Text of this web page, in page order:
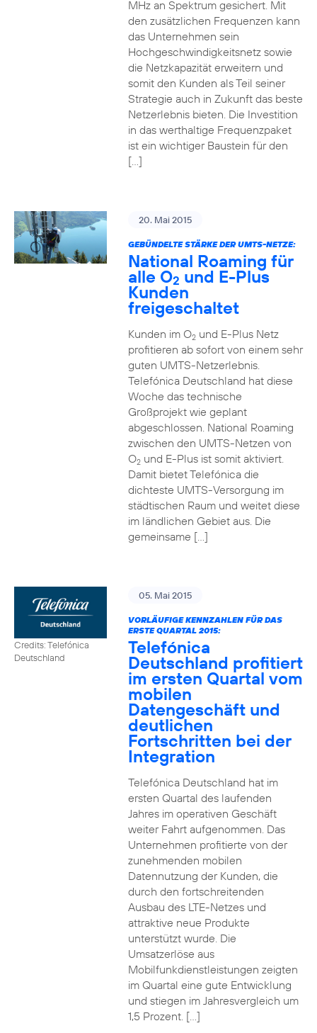
MHz an Spektrum gesichert. Mit
den zusätzlichen Frequenzen kann
das Unternehmen sein
Hochgeschwindigkeitsnetz sowie
die Netzkapazität erweitern und
somit den Kunden als Teil seiner
Strategie auch in Zukunft das beste
Netzerlebnis bieten. Die Investition
in das werthaltige Frequenzpaket
ist ein wichtiger Baustein für den
[…]
20. Mai 2015
GEBÜNDELTE STÄRKE DER UMTS-NETZE:
National Roaming für
alle O2 und E-Plus
Kunden
freigeschaltet
Kunden im O2und E-Plus Netz
profitieren ab sofort von einem sehr
guten UMTS-Netzerlebnis.
Telefónica Deutschland hat diese
Woche das technische
Großprojekt wie geplant
abgeschlossen. National Roaming
zwischen den UMTS-Netzen von
O2und E-Plus ist somit aktiviert.
Damit bietet Telefónica die
dichteste UMTS-Versorgung im
städtischen Raum und weitet diese
im ländlichen Gebiet aus. Die
gemeinsame […]
Credits: Telefónica
Deutschland
05. Mai 2015
VORLÄUFIGE KENNZAHLEN FÜR DAS
ERSTE QUARTAL 2015:
Telefónica
Deutschland profitiert
im ersten Quartal vom
mobilen
Datengeschäft und
deutlichen
Fortschritten bei der
Integration
Telefónica Deutschland hat im
ersten Quartal des laufenden
Jahres im operativen Geschäft
weiter Fahrt aufgenommen. Das
Unternehmen profitierte von der
zunehmenden mobilen
Datennutzung der Kunden, die
durch den fortschreitenden
Ausbau des LTE-Netzes und
attraktive neue Produkte
unterstützt wurde. Die
Umsatzerlöse aus
Mobilfunkdienstleistungen zeigten
im Quartal eine gute Entwicklung
und stiegen im Jahresvergleich um
1,5 Prozent. […]